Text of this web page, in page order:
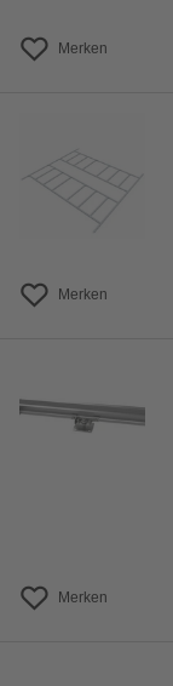
Merken
Merken
Merken